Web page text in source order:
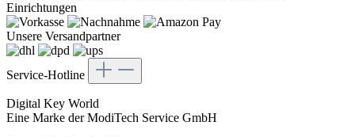
Unsere Versandpartner
Service-Hotline
Digital Key World
Eine Marke der ModiTech Service GmbH